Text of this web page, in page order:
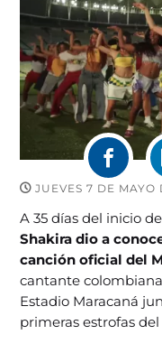
JUEVES 7 DE MAYO
A 35 días del inicio
Shakira dio a
canción oficial del
cantante
Estadio Maracaná
primeras estrofas